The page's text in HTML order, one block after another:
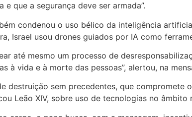
e que a segurança deve ser armada”.
condenou o uso bélico da inteligência
Israel usou drones guiados por IA como
até mesmo um processo de
à vida e à morte das pessoas”, alertou, na
destruição sem precedentes, que
Leão XIV, sobre uso de tecnologias no âmbito